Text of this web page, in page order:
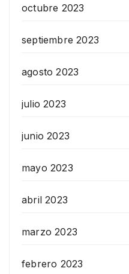
octubre 2023
septiembre 2023
agosto 2023
julio 2023
junio 2023
mayo 2023
abril 2023
marzo 2023
febrero 2023